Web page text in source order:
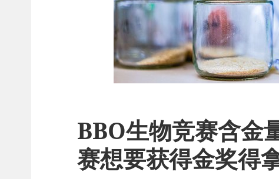
BBO生物竞赛含金
赛想要获得金奖得